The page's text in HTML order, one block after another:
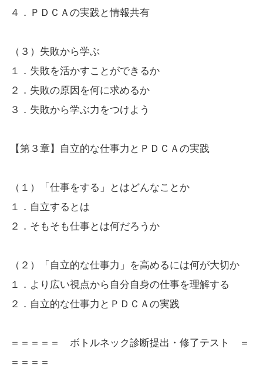
４．ＰＤＣＡの実践と情報共有
（３）失敗から学ぶ
１．失敗を活かすことができるか
２．失敗の原因を何に求めるか
３．失敗から学ぶ力をつけよう
【第３章】自立的な仕事力とＰＤＣＡの実践
（１）「仕事をする」とはどんなことか
１．自立するとは
２．そもそも仕事とは何だろうか
（２）「自立的な仕事力」を高めるには何が大切か
１．より広い視点から自分自身の仕事を理解する
２．自立的な仕事力とＰＤＣＡの実践
＝＝＝＝＝ ボトルネック診断提出・修了テスト ＝
＝＝＝＝